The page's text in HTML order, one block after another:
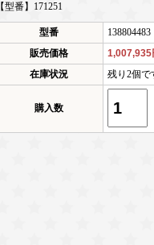
【型番】171251
型番
138804483
販売価格
1,007,935
在庫状況
残り2個で
購入数